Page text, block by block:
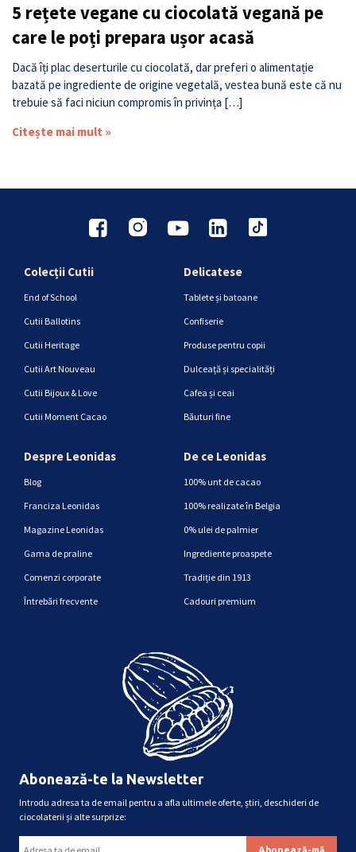
5 rețete vegane cu ciocolată vegană pe
care le poți prepara ușor acasă
Dacă îți plac deserturile cu ciocolată, dar preferi o alimentație
bazată pe ingrediente de origine vegetală, vestea bună este că nu
trebuie să faci niciun compromis în privința […]
Citește mai mult »
Colecții Cutii
End of School
Cutii Ballotins
Cutii Heritage
Cutii Art Nouveau
Cutii Bijoux & Love
Cutii Moment Cacao
Delicatese
Tablete și batoane
Confiserie
Produse pentru copii
Dulceață și specialități
Cafea și ceai
Băuturi fine
Despre Leonidas
Blog
Franciza Leonidas
Magazine Leonidas
Gama de praline
Comenzi corporate
Întrebări frecvente
De ce Leonidas
100% unt de cacao
100% realizate în Belgia
0% ulei de palmier
Ingrediente proaspete
Tradiție din 1913
Cadouri premium
Abonează-te la Newsletter
Introdu adresa ta de email pentru a afla ultimele oferte, știri, deschideri de
ciocolaterii și alte surprize: